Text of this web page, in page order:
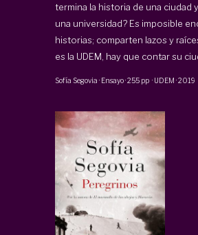
termina la historia de una ciudad
una universidad? Es imposible
historias; comparten lazos y
es la UDEM, hay que contar su
Sofía Segovia · Ensayo·255 pp · UDEM ·2019